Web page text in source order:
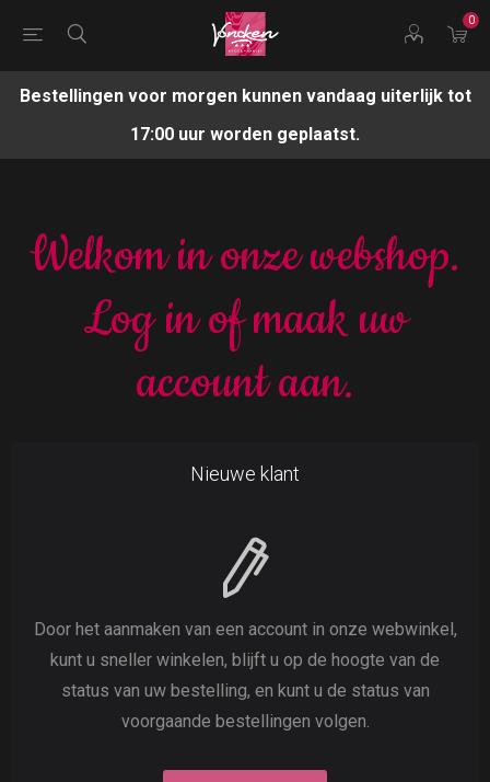
0
Bestellingen voor morgen kunnen vandaag uiterlijk tot
17:00 uur worden geplaatst.
Welkom in onze webshop.
Log in of maak uw
account aan.
Nieuwe klant
Door het aanmaken van een account in onze webwinkel,
kunt u sneller winkelen, blijft u op de hoogte van de
status van uw bestelling, en kunt u de status van
voorgaande bestellingen volgen.